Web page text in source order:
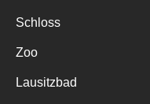
Schloss
Zoo
Lausitzbad